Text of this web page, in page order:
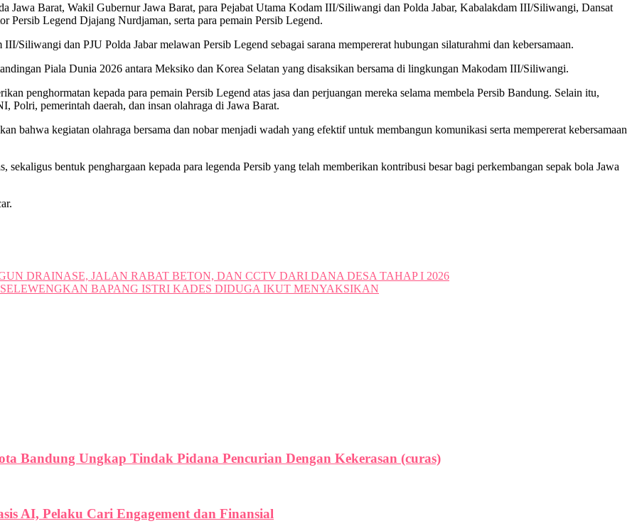
Barat, Wakil Gubernur Jawa Barat, para Pejabat Utama Kodam III/Siliwangi dan Polda Jabar, Kabalakdam III/Siliwangi, Dansat
Legend Djajang Nurdjaman, serta para pemain Persib Legend.
Siliwangi dan PJU Polda Jabar melawan Persib Legend sebagai sarana mempererat hubungan silaturahmi dan kebersamaan.
Piala Dunia 2026 antara Meksiko dan Korea Selatan yang disaksikan bersama di lingkungan Makodam III/Siliwangi.
penghormatan kepada para pemain Persib Legend atas jasa dan perjuangan mereka selama membela Persib Bandung. Selain itu,
Polri, pemerintah daerah, dan insan olahraga di Jawa Barat.
kegiatan olahraga bersama dan nobar menjadi wadah yang efektif untuk membangun komunikasi serta mempererat kebersamaan
bentuk penghargaan kepada para legenda Persib yang telah memberikan kontribusi besar bagi perkembangan sepak bola Jawa
DRAINASE, JALAN RABAT BETON, DAN CCTV DARI DANA DESA TAHAP I 2026
BAPANG ISTRI KADES DIDUGA IKUT MENYAKSIKAN
Bandung Ungkap Tindak Pidana Pencurian Dengan Kekerasan (curas)
AI, Pelaku Cari Engagement dan Finansial